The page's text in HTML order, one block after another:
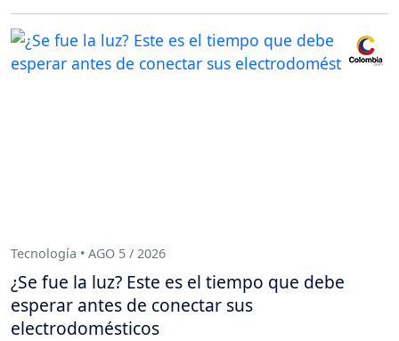
Tecnología • AGO 5 / 2026
¿Se fue la luz? Este es el tiempo que debe
esperar antes de conectar sus
electrodomésticos